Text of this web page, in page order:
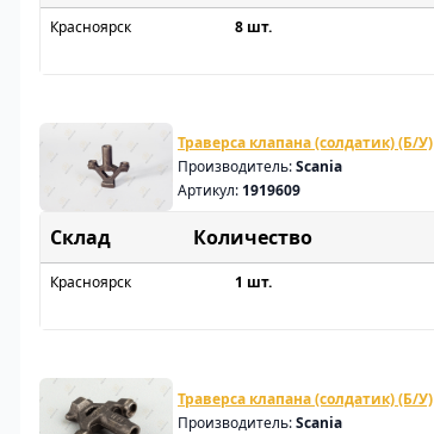
Красноярск 8 шт.
Траверса клапана (солдатик) (Б/У)
Производитель:Scania
Артикул: 1919609
Склад
Красноярск 1 шт.
Траверса клапана (солдатик) (Б/У)
Производитель:Scania